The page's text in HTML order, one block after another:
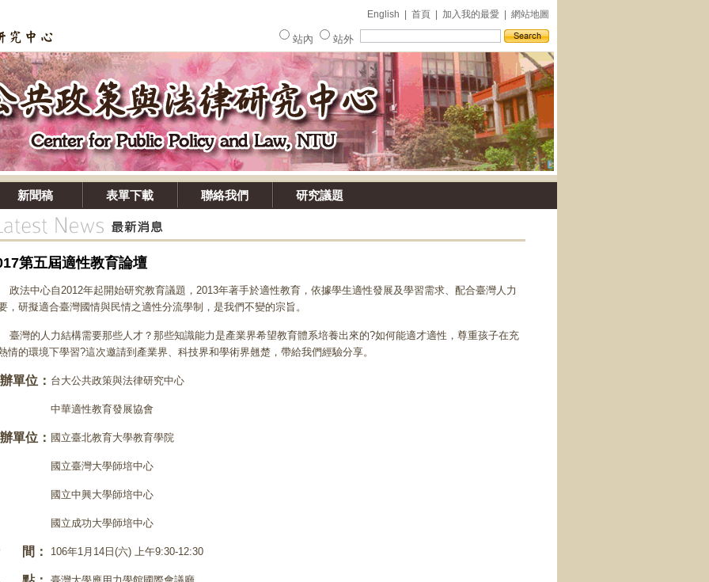
English 首頁 加入我的最愛 網站地圖
站內 站外
新聞稿 表單下載 聯絡我們 研究議題
第五屆適性教育論壇
中心自2012年起開始研究教育議題，2013年著手於適性教育，依據學生適性發展及學習需求、配合臺灣人力
，研擬適合臺灣國情與民情之適性分流學制，是我們不變的宗旨。
的人力結構需要那些人才？那些知識能力是產業界希望教育體系培養出來的?如何能適才適性，尊重孩子在充
情的環境下學習?這次邀請到產業界、科技界和學術界翹楚，帶給我們經驗分享。
單位： 台大公共政策與法律研究中心
中華適性教育發展協會
單位： 國立臺北教育大學教育學院
國立臺灣大學師培中心
國立中興大學師培中心
國立成功大學師培中心
間： 106年1月14日(六) 上午9:30-12:30